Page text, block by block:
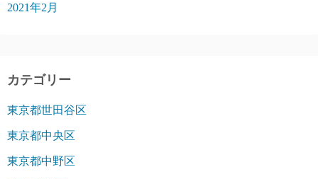
2021年2月
カテゴリー
東京都世田谷区
東京都中央区
東京都中野区